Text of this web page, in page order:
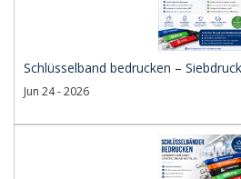
Schlüsselband bedrucken –
Jun 24 - 2026